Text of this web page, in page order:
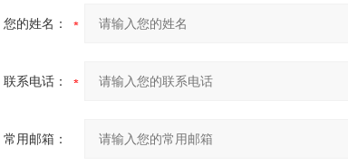
您的姓名：
联系电话：
常用邮箱：